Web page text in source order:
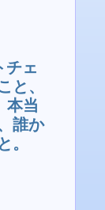
チェ
と、
本当
誰か
。